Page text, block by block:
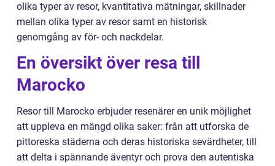
olika typer av resor, kvantitativa mätningar, skillnader
mellan olika typer av resor samt en historisk
genomgång av för- och nackdelar.
En översikt över resa till
Marocko
Resor till Marocko erbjuder resenärer en unik möjlighet
att uppleva en mängd olika saker: från att utforska de
pittoreska städerna och deras historiska sevärdheter, till
att delta i spännande äventyr och prova den autentiska